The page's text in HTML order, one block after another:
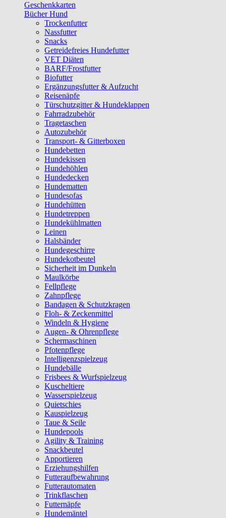
Geschenkkarten
Bücher Hund
Trockenfutter
Nassfutter
Snacks
Getreidefreies Hundefutter
VET Diäten
BARF/Frostfutter
Biofutter
Ergänzungsfutter & Aufzucht
Reisenäpfe
Türschutzgitter & Hundeklappen
Fahrradzubehör
Tragetaschen
Autozubehör
Transport- & Gitterboxen
Hundebetten
Hundekissen
Hundehöhlen
Hundedecken
Hundematten
Hundesofas
Hundehütten
Hundetreppen
Hundekühlmatten
Leinen
Halsbänder
Hundegeschirre
Hundekotbeutel
Sicherheit im Dunkeln
Maulkörbe
Fellpflege
Zahnpflege
Bandagen & Schutzkragen
Floh- & Zeckenmittel
Windeln & Hygiene
Augen- & Ohrenpflege
Schermaschinen
Pfotenpflege
Intelligenzspielzeug
Hundebälle
Frisbees & Wurfspielzeug
Kuscheltiere
Wasserspielzeug
Quietschies
Kauspielzeug
Taue & Seile
Hundepools
Agility & Training
Snackbeutel
Apportieren
Erziehungshilfen
Futteraufbewahrung
Futterautomaten
Trinkflaschen
Futternäpfe
Hundemäntel